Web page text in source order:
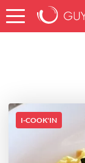
Accueil bachl
I-COOK'IN